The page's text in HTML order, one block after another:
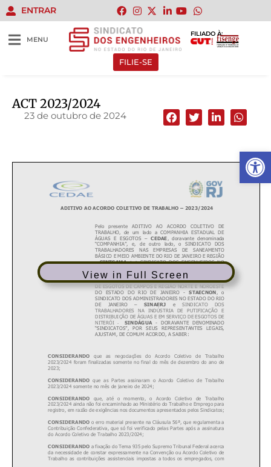
Abrir
ENTRAR
MENU
FILIADO À:
FILIE-SE
ACT 2023/2024
23 de outubro de 2024
View in Full Screen